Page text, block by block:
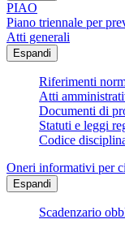
PIAO
Piano triennale per
Atti generali
Espandi
Riferimenti
Atti
Documenti di
Statuti e leggi
Codice
Oneri informativi per
Espandi
Scadenzario